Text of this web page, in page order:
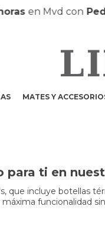
Mvd conPedido
MATES Y
para ti en
que incluye botellas
funcionalidad